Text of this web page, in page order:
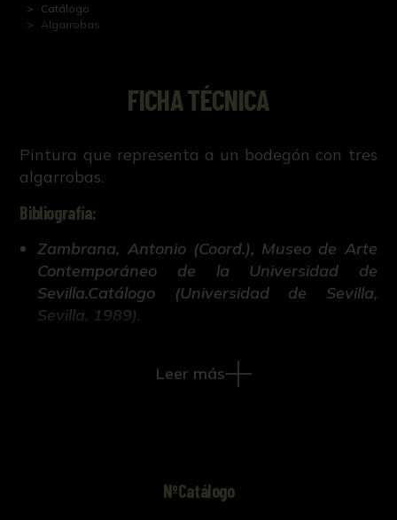
Catálogo
Algarrobas
FICHA TÉCNICA
Pintura que representa a un bodegón con tres
algarrobas.
Bibliografía:
Zambrana, Antonio (Coord.), Museo de Arte
Contemporáneo de la Universidad de
Sevilla.Catálogo (Universidad de Sevilla,
Sevilla, 1989).
Leer más
NºCatálogo